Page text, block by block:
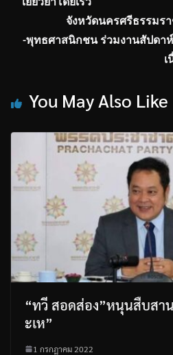
จังหวัดนครศรีธรรมร
-พุทธศาสนิกชน ร่วมงานสัปดา
You May Also Like
“ทวี สอดส่อง”หนุนสืบสา
ะเห”
1 กรกฎาคม 2022